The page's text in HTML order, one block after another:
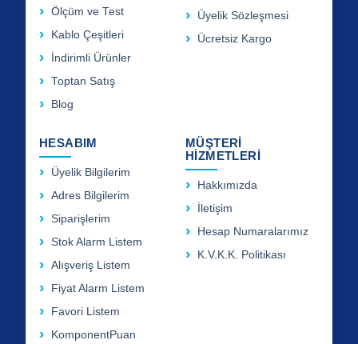
Ölçüm ve Test
Kablo Çeşitleri
İndirimli Ürünler
Toptan Satış
Blog
Üyelik Sözleşmesi
Ücretsiz Kargo
HESABIM
Üyelik Bilgilerim
Adres Bilgilerim
Siparişlerim
Stok Alarm Listem
Alışveriş Listem
Fiyat Alarm Listem
Favori Listem
KomponentPuan
MÜŞTERİ
HİZMETLERİ
Hakkımızda
İletişim
Hesap Numaralarımız
K.V.K.K. Politikası